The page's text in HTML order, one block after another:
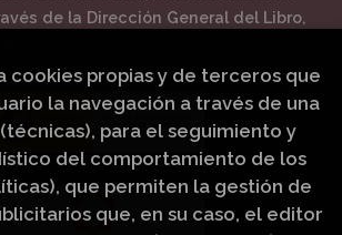
de la Dirección General del Libro,
cookies propias y de terceros que
la navegación a través de una
para el seguimiento y
del comportamiento de los
que permiten la gestión de
que, en su caso, el editor